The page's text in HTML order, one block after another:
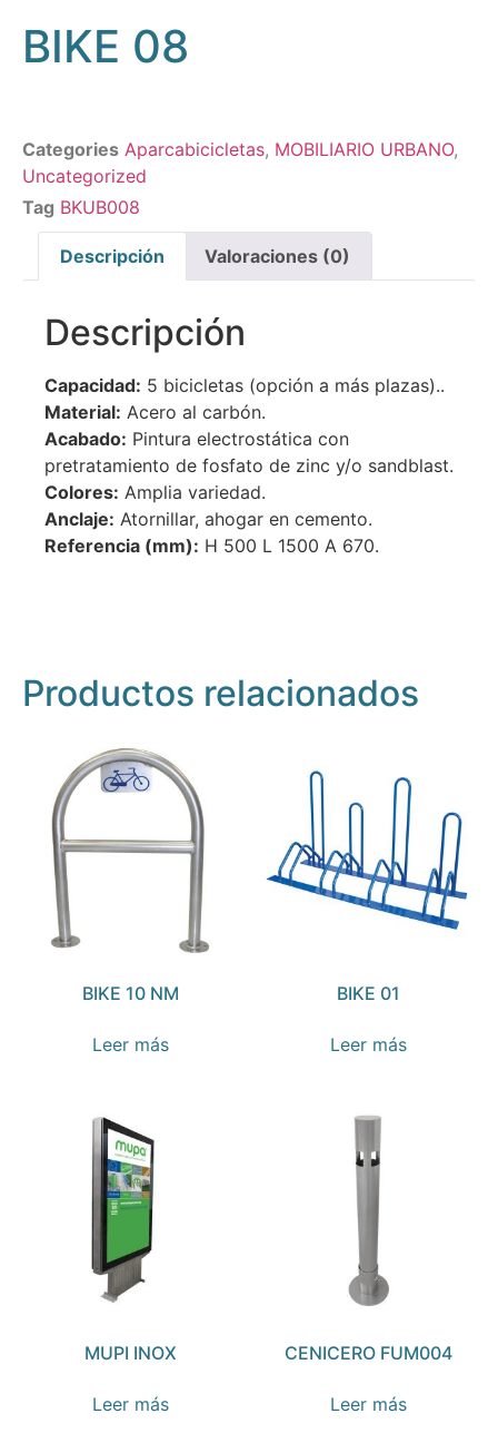
BIKE 08
Categories Aparcabicicletas, MOBILIARIO URBANO,
Uncategorized
Tag BKUB008
Descripción Valoraciones (0)
Descripción
Capacidad: 5 bicicletas (opción a más plazas)..
Material: Acero al carbón.
Acabado: Pintura electrostática con
pretratamiento de fosfato de zinc y/o sandblast.
Colores: Amplia variedad.
Anclaje: Atornillar, ahogar en cemento.
Referencia (mm): H 500 L 1500 A 670.
Productos relacionados
BIKE 10 NM
Leer más
BIKE 01
Leer más
MUPI INOX
Leer más
CENICERO FUM004
Leer más